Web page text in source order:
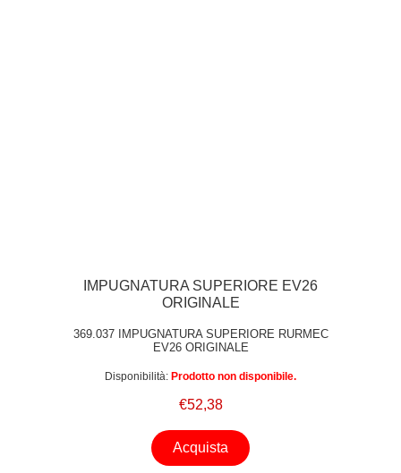
IMPUGNATURA SUPERIORE EV26
ORIGINALE
369.037 IMPUGNATURA SUPERIORE RURMEC
EV26 ORIGINALE
Disponibilità: Prodotto non disponibile.
€52,38
Acquista